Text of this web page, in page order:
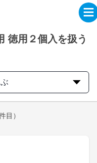
徳用２個入を扱う
目）